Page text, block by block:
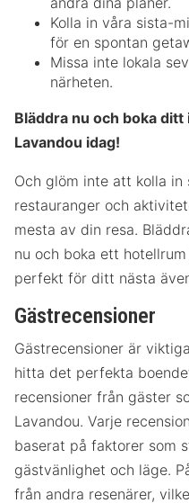
Kolla in våra sista-
för en spontan
Missa inte lokala
närheten.
Bläddra nu och boka ditt
Lavandou idag!
Och glöm inte att kolla in
restauranger och
mesta av din resa.
nu och boka ett
perfekt för ditt nästa
Gästrecensioner
Gästrecensioner är
hitta det perfekta
recensioner från gäster
Lavandou. Varje
baserat på faktorer som
gästvänlighet och läge.
från andra resenärer,